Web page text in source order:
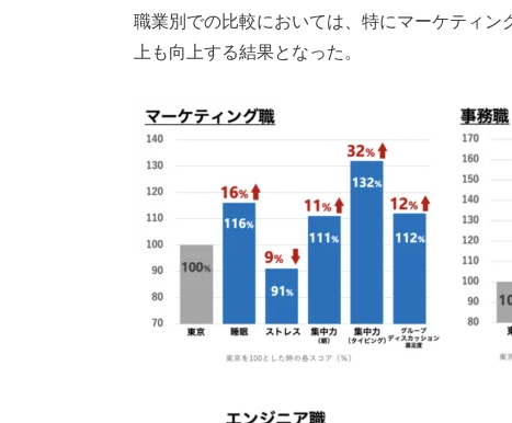
職業別での比較においては、特にマーケティ
上も向上する結果となった。